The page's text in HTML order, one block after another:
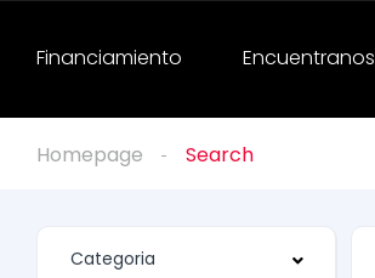
Financiamiento Encuentranos
Homepage Search